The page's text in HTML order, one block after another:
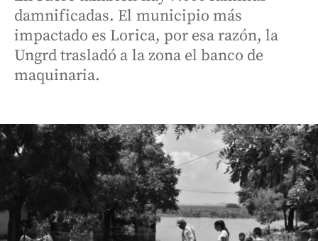
damnificadas. El municipio más
impactado es Lorica, por esa razón, la
Ungrd trasladó a la zona el banco de
maquinaria.